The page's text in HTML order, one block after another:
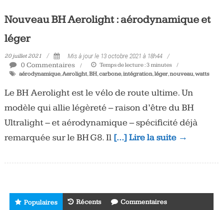
Nouveau BH Aerolight : aérodynamique et
léger
20 juillet 2021 Mis à jour le 13 octobre 2021 à 18h44
0 Commentaires Temps de lecture :3 minutes
aérodynamique,Aerolight,BH,carbone,intégration,léger,nouveau,watts
Le BH Aerolight est le vélo de route ultime. Un
modèle qui allie légèreté – raison d’être du BH
Ultralight – et aérodynamique – spécificité déjà
remarquée sur le BH G8. Il […] Lire la suite →
Populaires Récents Commentaires